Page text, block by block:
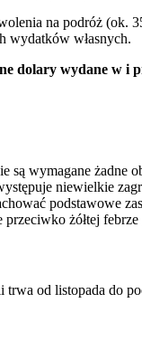
na podróż (ok.
wydatków własnych.
dolary wydane w i
wymagane żadne
niewielkie
podstawowe
żółtej
od listopada do